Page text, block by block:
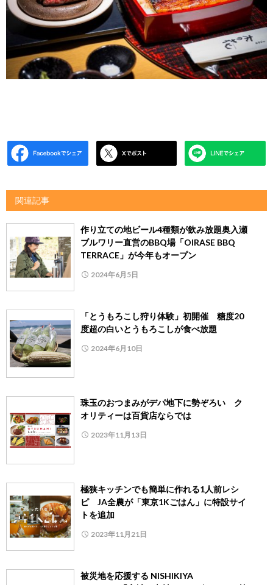
関連記事
作り立ての地ビール4種類が飲み放題奥入瀬
ブルワリー直営のBBQ場「OIRASE BBQ
TERRACE」が今年もオープン
2024年6月5日
「とうもろこし狩り体験」初開催 糖度20
度超の白いとうもろこしが食べ放題
2024年6月10日
珠玉のおつまみがデパ地下に勢ぞろい ク
オリティーは百貨店ならでは
2023年11月13日
極狭キッチンでも簡単に作れる1人前レシ
ピ JA全農が「東京1Kごはん」に特設サイ
トを追加
2023年11月21日
被災地を応援する NISHIKIYA